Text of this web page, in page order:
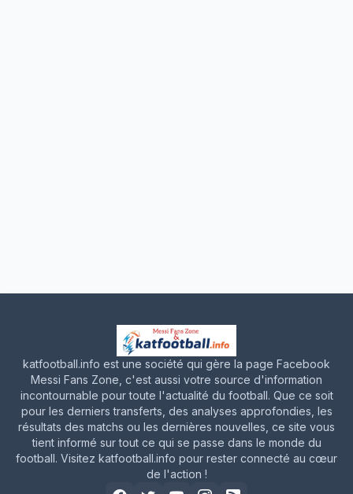
katfootball.info est une société qui gère la page Facebook
Messi Fans Zone, c'est aussi votre source d'information
incontournable pour toute l'actualité du football. Que ce soit
pour les derniers transferts, des analyses approfondies, les
résultats des matchs ou les dernières nouvelles, ce site vous
tient informé sur tout ce qui se passe dans le monde du
football. Visitez katfootball.info pour rester connecté au cœur
de l'action !